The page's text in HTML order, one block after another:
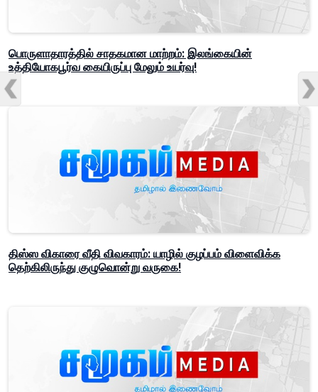
பொருளாதாரத்தில் சாதகமான மாற்றம்: இலங்கையின்
உத்தியோகபூர்வ கையிருப்பு மேலும் உயர்வு!
திஸ்ஸ விகாரை வீதி விவகாரம்: யாழில் குழப்பம் விளைவிக்க
தெற்கிலிருந்து குழுவொன்று வருகை!